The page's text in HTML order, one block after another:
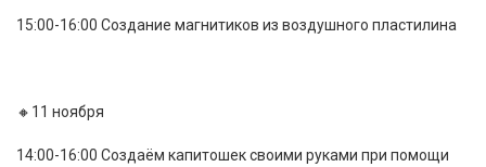
15:00-16:00 Создание магнитиков из воздушного пластилина
🔸11 ноября
14:00-16:00 Создаём капитошек своими руками при помощи